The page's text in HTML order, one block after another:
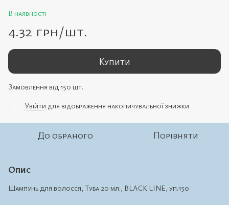
В наявності
4.32 грн/шт.
Купити
Замовлення від 150 шт.
Увійти для відображення накопичувальної знижки
До обраного Порівняти
Опис
Шампунь для волосся, Туба 20 мл., BLACK LINE, уп.150